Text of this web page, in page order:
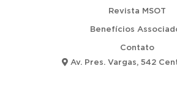
Revista MSOT
Benefícios
Contato
Av. Pres. Vargas, 542